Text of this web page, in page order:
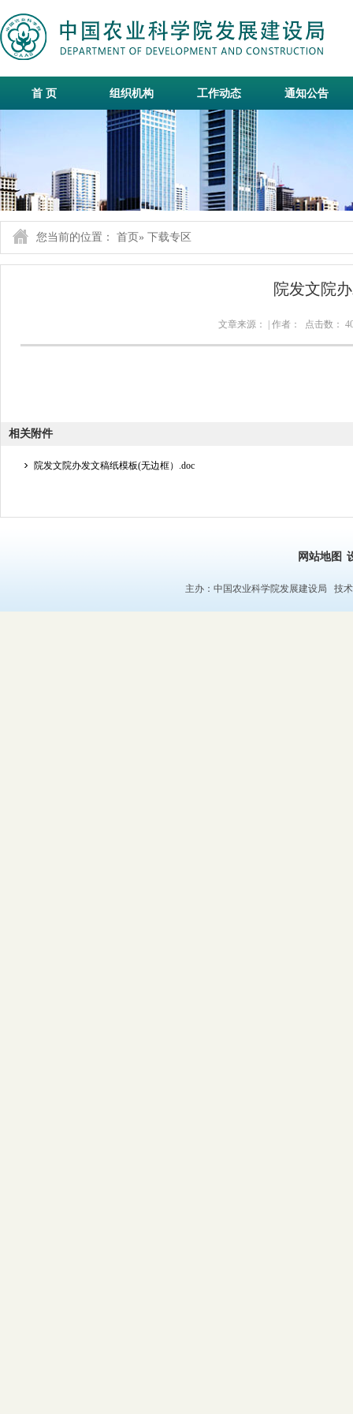
首 页 组织机构 工作动态 通知公告
您当前的位置： 首页 » 下载专区
院发文院
文章来源： | 作者： 点击数：
相关附件
院发文院办发文稿纸模板(无边框）.doc
网站地图
主办：中国农业科学院发展建设局 技